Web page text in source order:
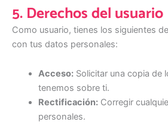
5. Derechos del usuario
Como usuario, tienes los siguientes
con tus datos personales:
Acceso:Solicitar una copia de
tenemos sobre ti.
Rectificación:Corregir
personales.